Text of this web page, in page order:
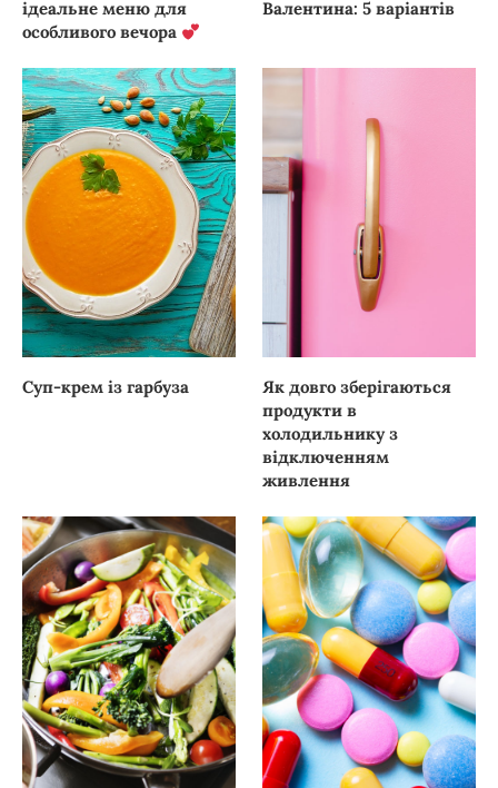
ідеальне меню для
особливого вечора
Валентина: 5 варіантів
Суп-крем із гарбуза
Як довго зберігаються
продукти в
холодильнику з
відключенням
живлення